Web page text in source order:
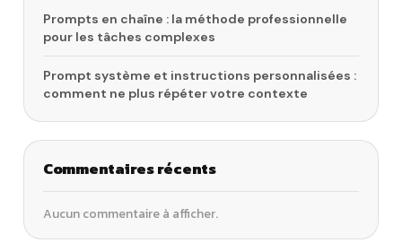
Prompts en chaîne : la méthode professionnelle
pour les tâches complexes
Prompt système et instructions personnalisées :
comment ne plus répéter votre contexte
Commentaires récents
Aucun commentaire à afficher.